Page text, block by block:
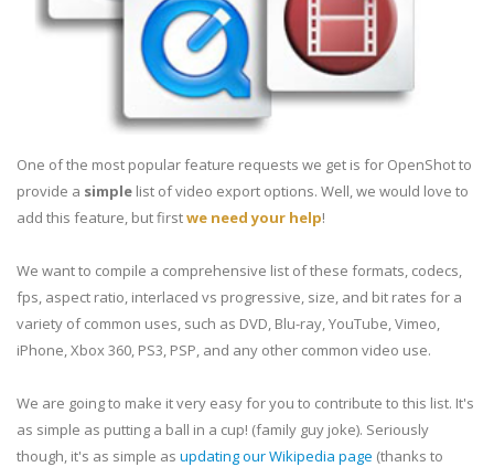
One of the most popular feature requests we get is for OpenShot to
provide a simple list of video export options. Well, we would love to
add this feature, but firstwe need your help!
We want to compile a comprehensive list of these formats, codecs,
fps, aspect ratio, interlaced vs progressive, size, and bit rates for a
variety of common uses, such as DVD, Blu-ray, YouTube, Vimeo,
iPhone, Xbox 360, PS3, PSP, and any other common video use.
We are going to make it very easy for you to contribute to this list. It's
as simple as putting a ball in a cup! (family guy joke). Seriously
though, it's as simple as updating our Wikipedia page (thanks to